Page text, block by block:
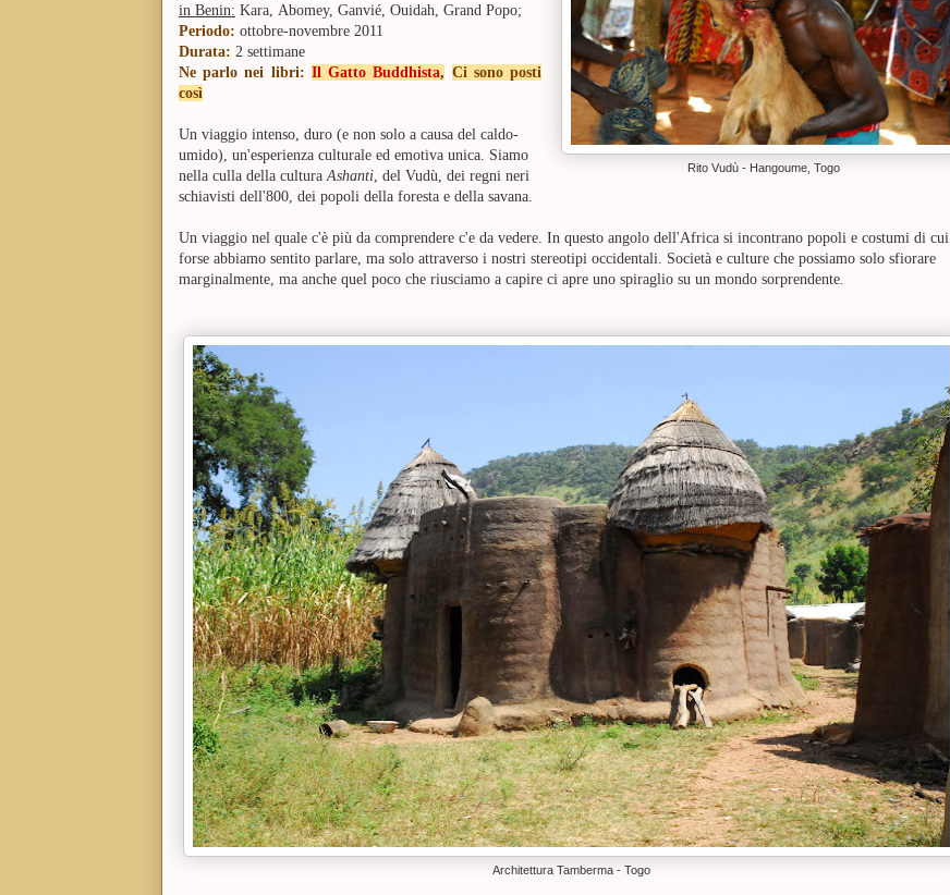
Rito Vudù - Hangoume, Togo
in Benin: Kara, Abomey, Ganvié, Ouidah, Grand Popo;
Periodo: ottobre-novembre 2011
Durata: 2 settimane
Ne parlo nei libri: Il Gatto Buddhista, Ci sono posti
così
Un viaggio intenso, duro (e non solo a causa del caldo-
umido), un'esperienza culturale ed emotiva unica. Siamo
nella culla della culturaAshanti, del Vudù, dei regni neri
schiavisti dell'800, dei popoli della foresta e della savana.
Un viaggio nel quale c'è più da comprendere c'e da vedere. In questo angolo dell'Africa si incontrano popoli e costumi di cui
forse abbiamo sentito parlare, ma solo attraverso i nostri stereotipi occidentali. Società e culture che possiamo solo sfiorare
marginalmente, ma anche quel poco che riusciamo a capire ci apre uno spiraglio su un mondo sorprendente.
Architettura Tamberma - Togo